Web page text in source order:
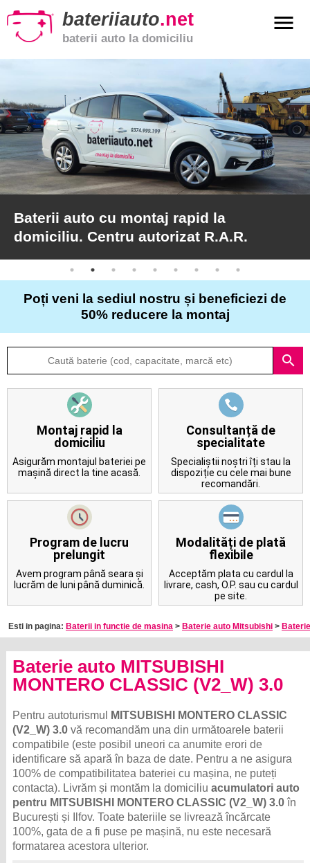
bateriiauto.net
baterii auto la domiciliu
menu
Baterii
moto
Baterii
de
camion
Articole
Despre
Contact
Baterii auto cu montaj rapid la
domiciliu. Centru autorizat R.A.R.
Poți veni la sediul nostru și beneficiezi de
50% reducere la montaj
search
Montaj rapid la
domiciliu
Asigurăm montajul bateriei pe
mașină direct la tine acasă.
Consultanță de
specialitate
Specialiștii noștri îți stau la
dispoziție cu cele mai bune
recomandări.
Program de lucru
prelungit
Avem program până seara și
lucrăm de luni până duminică.
Modalități de plată
flexibile
Acceptăm plata cu cardul la
livrare, cash, O.P. sau cu cardul
pe site.
Esti in pagina: Baterii in functie de masina > Baterie auto Mitsubishi >
Baterie auto MITSUBISHI
MONTERO CLASSIC (V2_W) 3.0
Pentru autoturismul
MITSUBISHI MONTERO CLASSIC
(V2_W) 3.0 vă recomandăm una din următoarele baterii
compatibile (este posibil uneori ca anumite erori de
identificare să apară în baza de date. Pentru a ne asigura
100% de compatibilitatea bateriei cu mașina, ne puteți
contacta). Livrăm și montăm la domiciliuacumulatori auto
pentru MITSUBISHI MONTERO CLASSIC (V2_W) 3.0în
București și Ilfov. Toate bateriile se livrează încărcate
100%, gata de a fi puse pe mașină, nu este necesară
formatarea acestora ulterior.